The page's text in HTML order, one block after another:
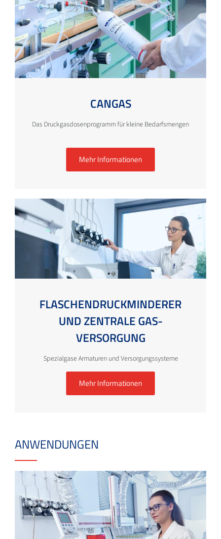
CANGAS
Das Druckgasdosenprogramm für kleine Bedarfsmengen
Mehr Informationen
FLASCHEN­DRUCK­MINDERER
UND ZENTRALE GAS­
VERSORGUNG
Spezialgase Armaturen und Versorgungssysteme
Mehr Informationen
ANWENDUNGEN